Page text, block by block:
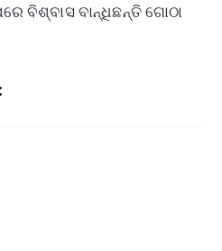
ବିଶ୍ବାସ ବାନ୍ଧିଛନ୍ତି ଗୋଠା